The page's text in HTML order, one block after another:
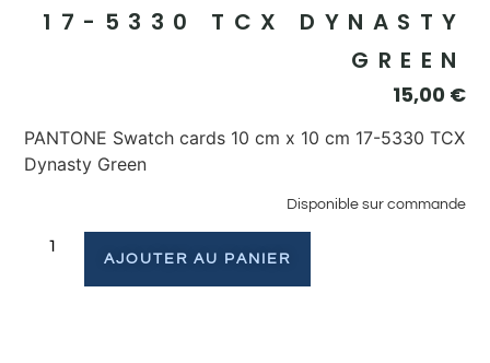
17-5330 TCX DYNASTY
GREEN
15,00 €
PANTONE Swatch cards 10 cm x 10 cm 17-5330 TCX
Dynasty Green
Disponible sur commande
AJOUTER AU PANIER